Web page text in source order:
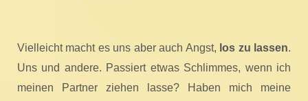
Vielleicht macht es uns aber auch Angst, los zu lassen.
Uns und andere. Passiert etwas Schlimmes, wenn ich
meinen Partner ziehen lasse? Haben mich meine